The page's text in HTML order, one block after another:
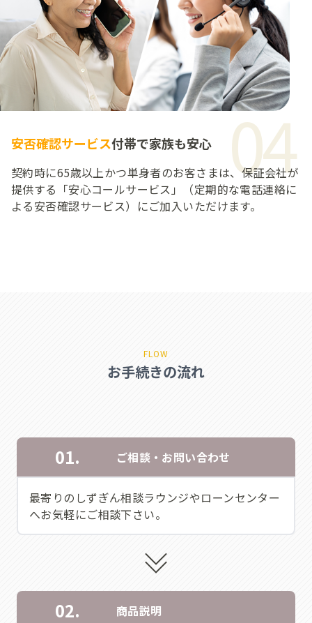
04
安否確認サービス付帯で家族も安心
契約時に65歳以上かつ単身者のお客さまは、保証会社が
提供する「安心コールサービス」（定期的な電話連絡に
よる安否確認サービス）にご加入いただけます。
FLOW
お手続きの流れ
01. ご相談・お問い合わせ
最寄りのしずぎん相談ラウンジやローンセンター
へお気軽にご相談下さい。
02. 商品説明